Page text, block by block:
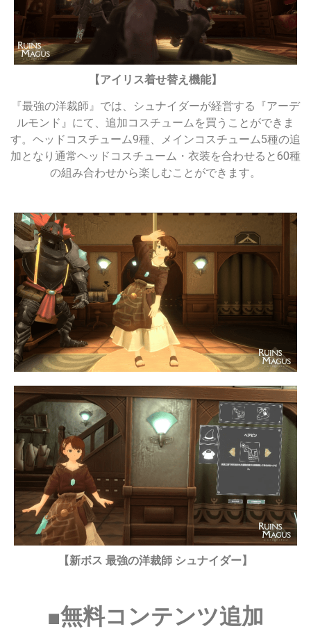
【アイリス着せ替え機能】
『最強の洋裁師』では、シュナイダーが経営する『アーデ
ルモンド』にて、追加コスチュームを買うことができま
す。ヘッドコスチューム9種、メインコスチューム5種の追
加となり通常ヘッドコスチューム・衣装を合わせると60種
の組み合わせから楽しむことができます。
【新ボス 最強の洋裁師 シュナイダー】
■無料コンテンツ追加​